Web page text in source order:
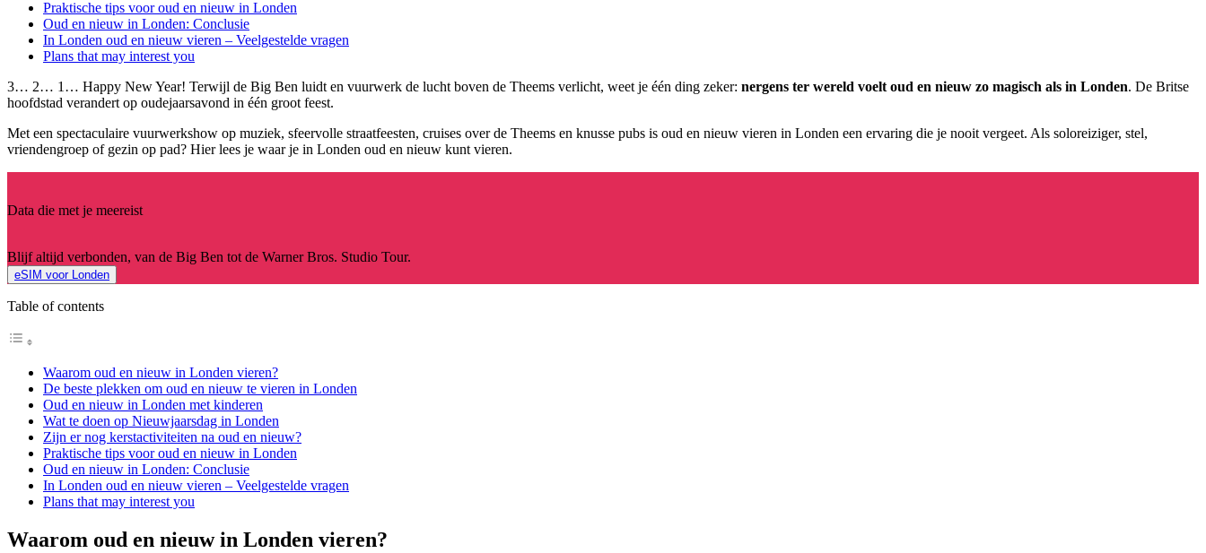
Praktische tips voor oud en nieuw in Londen
Oud en nieuw in Londen: Conclusie
In Londen oud en nieuw vieren – Veelgestelde vragen
Plans that may interest you
3… 2… 1… Happy New Year! Terwijl de Big Ben luidt en vuurwerk de lucht boven de Theems verlicht, weet je één ding zeker: nergens ter wereld voelt oud en nieuw zo magisch als in Londen. De Britse
hoofdstad verandert op oudejaarsavond in één groot feest.
Met een spectaculaire vuurwerkshow op muziek, sfeervolle straatfeesten, cruises over de Theems en knusse pubs is oud en nieuw vieren in Londen een ervaring die je nooit vergeet. Als soloreiziger, stel,
vriendengroep of gezin op pad? Hier lees je waar je in Londen oud en nieuw kunt vieren.
Data die met je meereist
Blijf altijd verbonden, van de Big Ben tot de Warner Bros. Studio Tour.
eSIM voor Londen
Table of contents
Waarom oud en nieuw in Londen vieren?
De beste plekken om oud en nieuw te vieren in Londen
Oud en nieuw in Londen met kinderen
Wat te doen op Nieuwjaarsdag in Londen
Zijn er nog kerstactiviteiten na oud en nieuw?
Praktische tips voor oud en nieuw in Londen
Oud en nieuw in Londen: Conclusie
In Londen oud en nieuw vieren – Veelgestelde vragen
Plans that may interest you
Waarom oud en nieuw in Londen vieren?